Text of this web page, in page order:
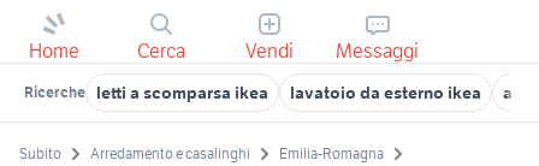
Home Cerca Vendi Messaggi
Ricerche letti a scomparsa ikea lavatoio da esterno ikea
Subito Arredamento e casalinghi
Emilia-Romagna